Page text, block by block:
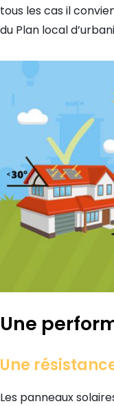
tous les cas il
du Plan local
Une
Une
Les panneaux